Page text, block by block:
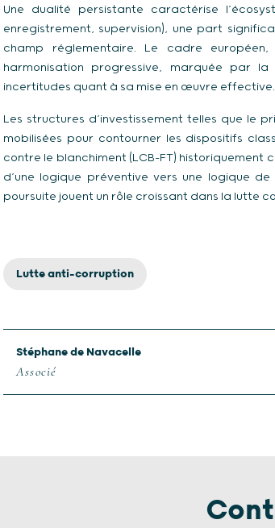
Une dualité persistante caractérise
enregistrement, supervision), une part
champ réglementaire. Le cadre
harmonisation progressive, marquée par
incertitudes quant à sa mise en œuvre effective.
Les structures d’investissement telles que le
mobilisées pour contourner les dispositifs
contre le blanchiment (LCB-FT) historiquement
d’une logique préventive vers une logique
poursuite jouent un rôle croissant dans la lutte
Lutte anti-corruption
Stéphane de Navacelle
Associé